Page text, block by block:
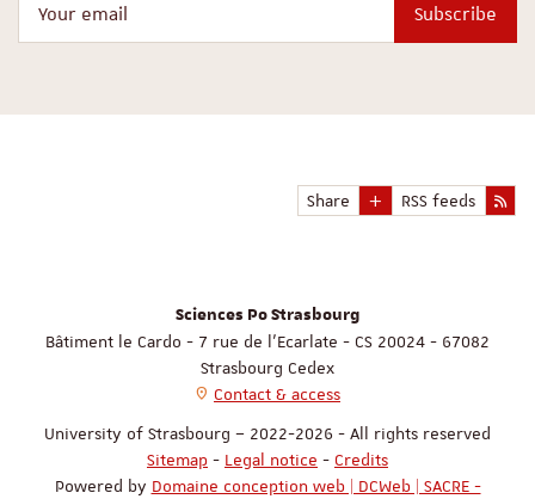
Subscribe
Share RSS feeds
Sciences Po Strasbourg
Bâtiment le Cardo - 7 rue de l'Ecarlate - CS 20024 - 67082
Strasbourg Cedex
Contact & access
University of Strasbourg – 2022-2026 - All rights reserved
Sitemap - Legal notice - Credits
Powered by Domaine conception web | DCWeb | SACRE -